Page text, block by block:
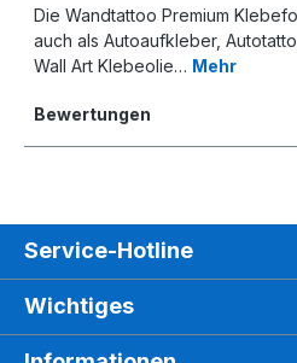
Die Wandtattoo Premium
auch als Autoaufkleber,
Wall Art Klebeolie… Mehr
Bewertungen
Service-Hotline
Wichtiges